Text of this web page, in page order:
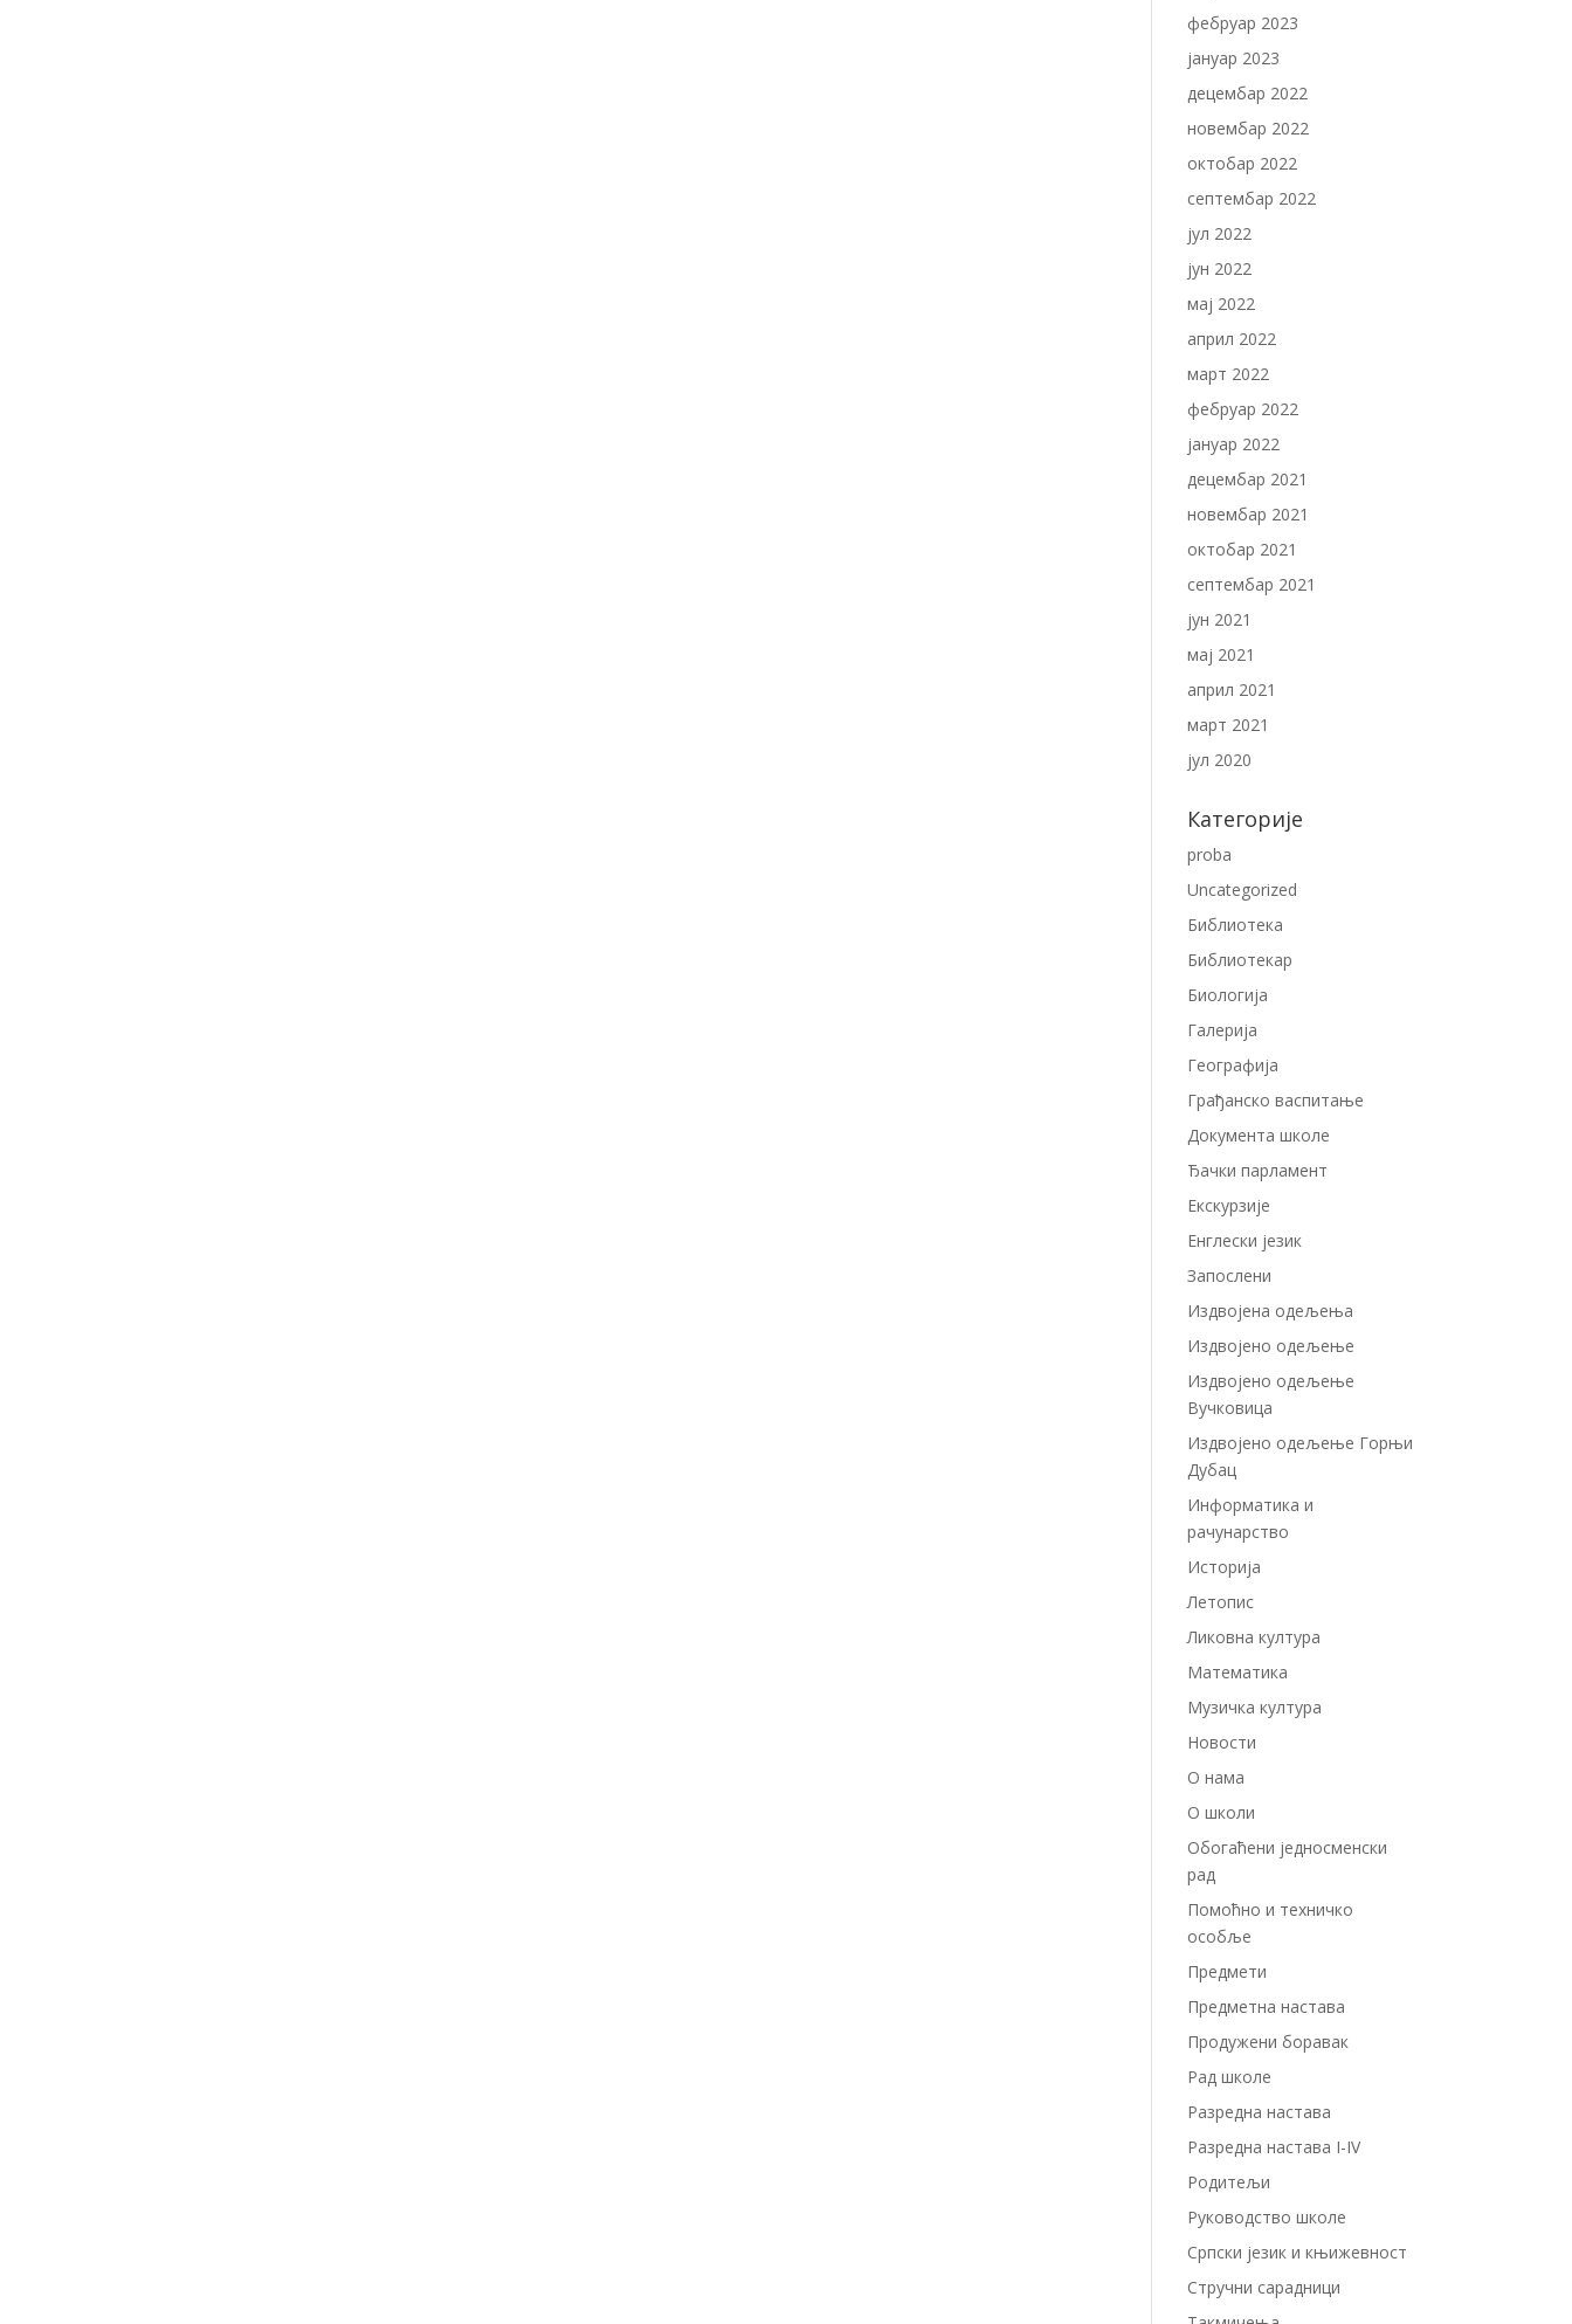
фебруар 2023
јануар 2023
децембар 2022
новембар 2022
октобар 2022
септембар 2022
јул 2022
јун 2022
мај 2022
април 2022
март 2022
фебруар 2022
јануар 2022
децембар 2021
новембар 2021
октобар 2021
септембар 2021
јун 2021
мај 2021
април 2021
март 2021
јул 2020
Категорије
proba
Uncategorized
Библиотека
Библиотекар
Биологија
Галерија
Географија
Грађанско васпитање
Документа школе
Ђачки парламент
Екскурзије
Енглески језик
Запослени
Издвојенa одељењa
Издвојено одељење
Издвојено одељење
Вучковица
Издвојено одељење Горњи
Дубац
Информатика и
рачунарство
Историја
Летопис
Ликовна култура
Математика
Музичка култура
Новости
О нама
О школи
Обогаћени једносменски
рад
Помоћно и техничко
особље
Предмети
Предметна настава
Продужени боравак
Рад школе
Разредна настава
Разредна настава I-IV
Родитељи
Руководство школе
Српски језик и књижевност
Стручни сарадници